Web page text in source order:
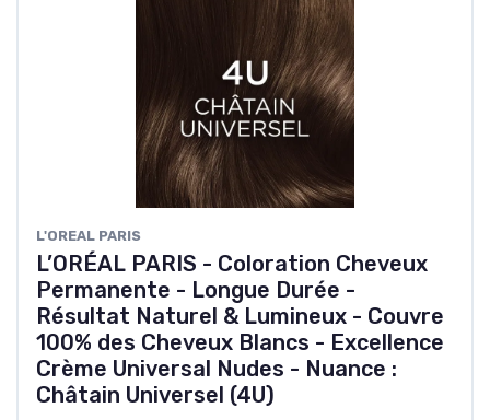
L'OREAL PARIS
L’ORÉAL PARIS - Coloration Cheveux
Permanente - Longue Durée -
Résultat Naturel & Lumineux - Couvre
100% des Cheveux Blancs - Excellence
Crème Universal Nudes - Nuance :
Châtain Universel (4U)